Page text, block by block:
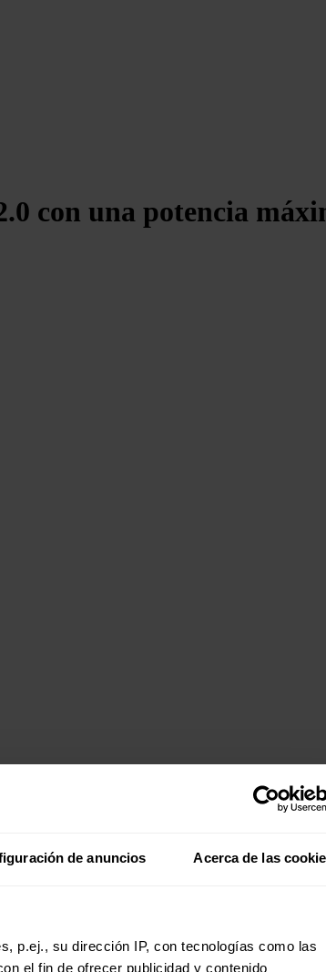
de anuncios Acerca de las
p.ej., su dirección IP, con tecnologías como las
el fin de ofrecer publicidad y contenido
con una potencia